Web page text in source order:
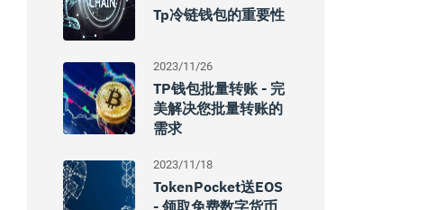
Tp冷链钱包的重要性
2023/11/26
TP钱包批量转账 - 完
美解决您批量转账的
需求
2023/11/18
TokenPocket送EOS
- 领取免费数字货币